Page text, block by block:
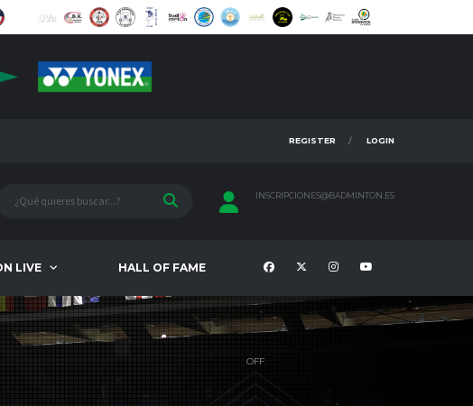
REGISTER LOGIN
INSCRIPCIONES@BADMINTON.ES
LIVE HALL OF FAME